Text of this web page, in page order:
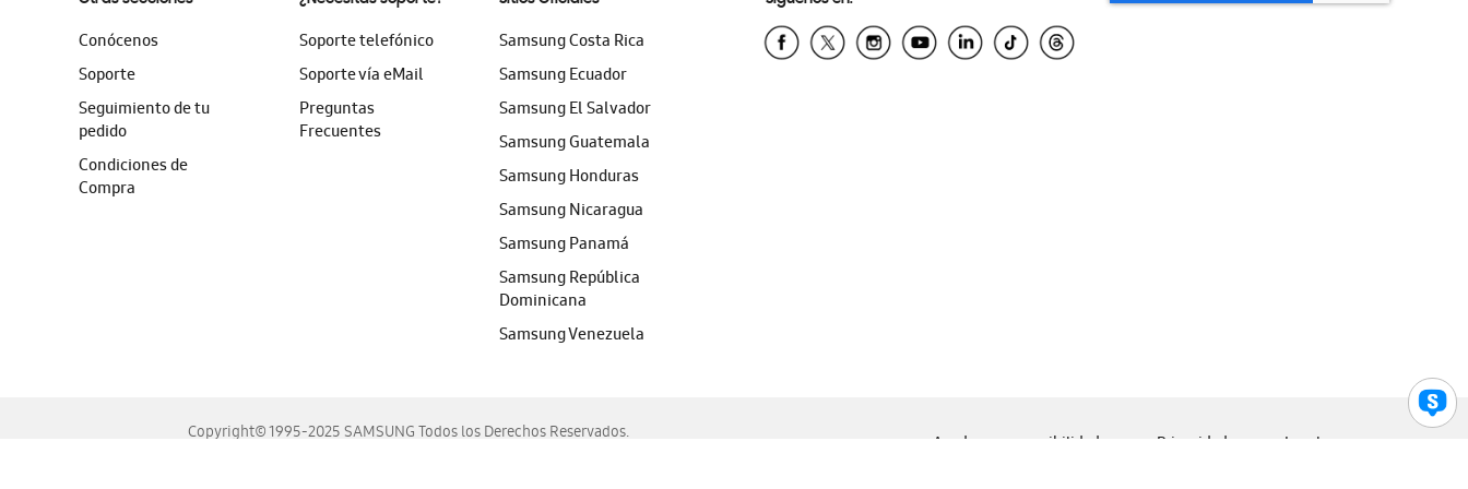
Conócenos
Soporte
Seguimiento de tu
pedido
Condiciones de
Compra
Soporte telefónico
Soporte vía eMail
Preguntas
Frecuentes
Samsung Costa Rica
Samsung Ecuador
Samsung El Salvador
Samsung Guatemala
Samsung Honduras
Samsung Nicaragua
Samsung Panamá
Samsung República
Dominicana
Samsung Venezuela
Copyright© 1995-2025 SAMSUNG Todos los Derechos Reservados.
Ayuda para accesibilidad Privacidad Legal